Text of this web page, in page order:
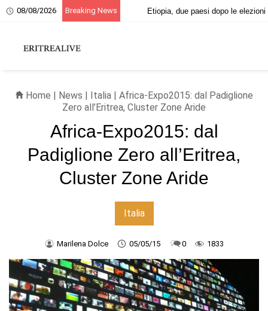
08/08/2026 Breaking News 20 giugno, ricordo dei martiri eritrei
Home | News | Italia| Africa-Expo2015: dal Padiglione
Zero all’Eritrea, Cluster Zone Aride
Africa-Expo2015: dal
Padiglione Zero all’Eritrea,
Cluster Zone Aride
Italia
Marilena Dolce 05/05/15 0 1833